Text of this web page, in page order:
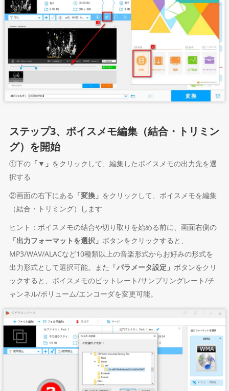
ステップ3、ボイスメモ編集（結合・トリミン
グ）を開始
①下の「▼」 をクリックして、編集したボイスメモの出力先を選
択する
②画面の右下にある 「変換」 をクリックして、ボイスメモを編集
（結合・トリミング）します
ヒント：ボイスメモの結合や切り取りを始める前に、画面右側の
「出力フォーマットを選択」 ボタンをクリックすると、
MP3/WAV/ALACなど10種類以上の音楽形式からお好みの形式を
出力形式として選択可能。また 「パラメータ設定」 ボタンをクリ
ックすると、ボイスメモのビットレート/サンプリングレート/チ
ャンネル/ボリューム/エンコーダを変更可能。